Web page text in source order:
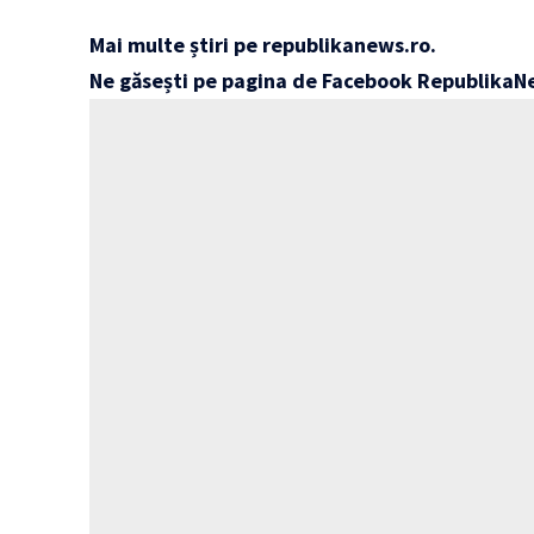
Mai multe știri pe republikanews.ro.
Ne găsești pe pagina de Facebook